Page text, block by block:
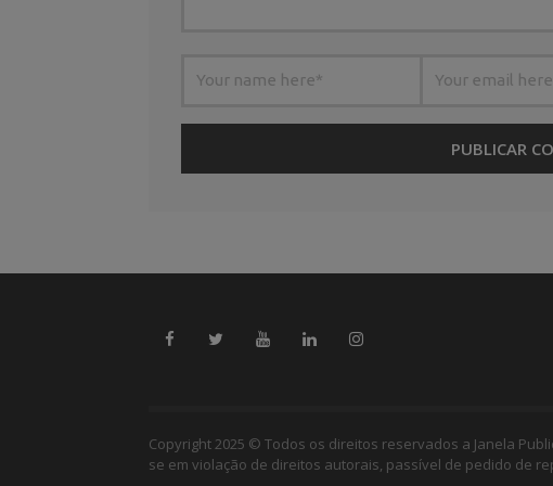
Copyright 2025 © Todos os direitos reservados a Janela
se em violação de direitos autorais, passível de pedido de